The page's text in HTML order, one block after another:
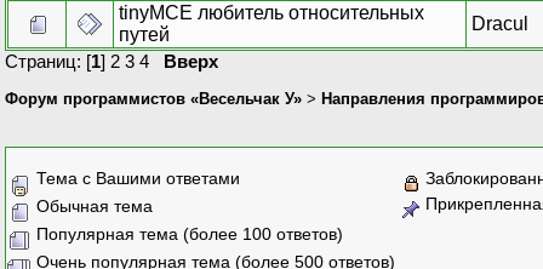
tinyMCE любитель относительных
путей
Dracul
Страниц: [1] 2 3 4 Вверх
Форум программистов «Весельчак У» > Направления
Тема с Вашими ответами
Обычная тема
Популярная тема (более 100 ответов)
Очень популярная тема (более 500 ответов)